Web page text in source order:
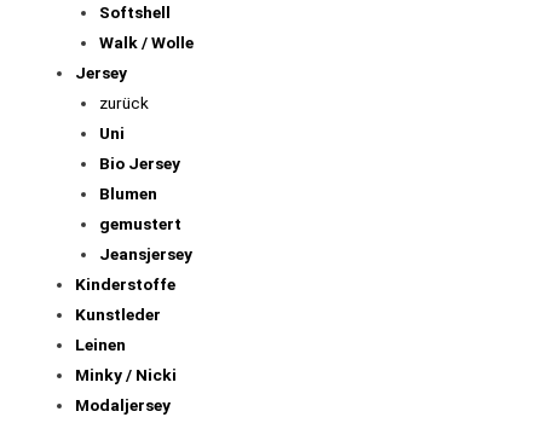
Softshell
Walk / Wolle
Jersey
zurück
Uni
Bio Jersey
Blumen
gemustert
Jeansjersey
Kinderstoffe
Kunstleder
Leinen
Minky / Nicki
Modaljersey